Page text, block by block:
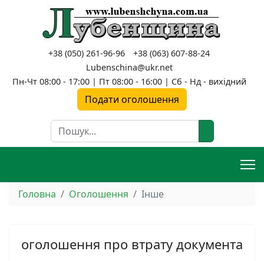
+38 (050) 261-96-96
+38 (063) 607-88-24
Lubenschina@ukr.net
Пн-Чт 08:00 - 17:00 | Пт 08:00 - 16:00 | Сб - Нд - вихідний
Подати оголошення
Пошук
Головна Оголошення Інше
оголошення про втрату документа